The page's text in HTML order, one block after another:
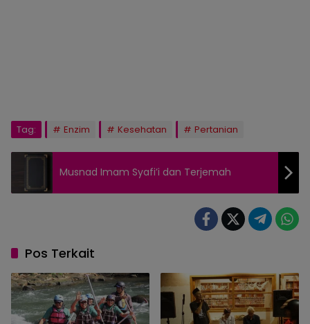
Tag: Enzim Kesehatan Pertanian
Musnad Imam Syafi’i dan Terjemah
Pos Terkait